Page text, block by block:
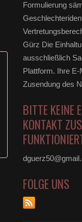
Formulierung
Gürz Die
ausschließlich
Plattform. Ihre
Zusendung des
BITTE KEINE
KONTAKT
FOLGE UNS